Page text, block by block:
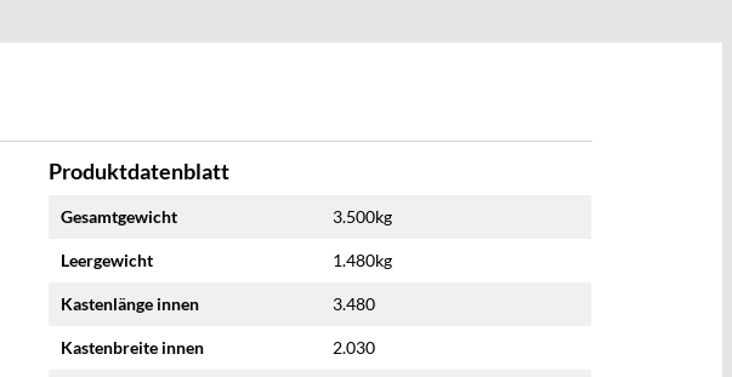
Produktdatenblatt
Informationen
Gesamtgewicht 3.500kg
Leergewicht 1.480kg
Kastenlänge innen 3.480
Kastenbreite innen 2.030